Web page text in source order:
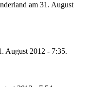
am 31. August
August 2012 - 7:35.